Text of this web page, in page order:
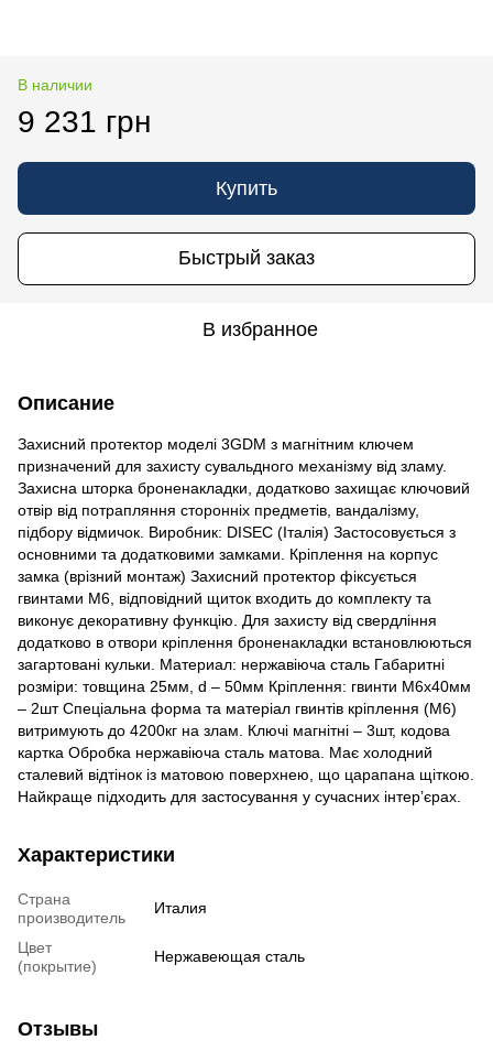
В наличии
9 231 грн
Купить
Быстрый заказ
В избранное
Описание
Захисний протектор моделі 3GDM з магнітним ключем
призначений для захисту сувальдного механізму від зламу.
Захисна шторка броненакладки, додатково захищає ключовий
отвір від потрапляння сторонніх предметів, вандалізму,
підбору відмичок. Виробник: DISEC (Італія) Застосовується з
основними та додатковими замками. Кріплення на корпус
замка (врізний монтаж) Захисний протектор фіксується
гвинтами М6, відповідний щиток входить до комплекту та
виконує декоративну функцію. Для захисту від свердління
додатково в отвори кріплення броненакладки встановлюються
загартовані кульки. Материал: нержавіюча сталь Габаритні
розміри: товщина 25мм, d – 50мм Кріплення: гвинти М6х40мм
– 2шт Спеціальна форма та матеріал гвинтів кріплення (М6)
витримують до 4200кг на злам. Ключі магнітні – 3шт, кодова
картка Обробка нержавіюча сталь матова. Має холодний
сталевий відтінок із матовою поверхнею, що царапана щіткою.
Найкраще підходить для застосування у сучасних інтер’єрах.
Характеристики
Страна
производитель
Италия
Цвет
(покрытие)
Нержавеющая сталь
Отзывы